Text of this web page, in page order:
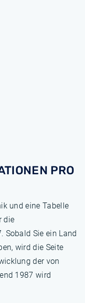
PRO
und eine Tabelle
die
Sobald Sie ein Land
wird die Seite
der von
1987 wird